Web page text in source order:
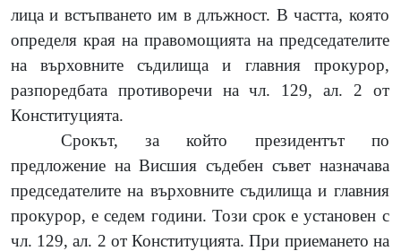
лица и встъпването им в длъжност. В частта, която
определя края на правомощията на председателите
на върховните съдилища и главния прокурор,
разпоредбата противоречи на чл. 129,ал. 2 от
Конституцията.
Срокът, за който президентът по
предложение на Висшия съдебен съвет назначава
председателите на върховните съдилища и главния
прокурор, е седем години. Този срок е установен с
чл. 129,ал. 2 от Конституцията. При приемането на